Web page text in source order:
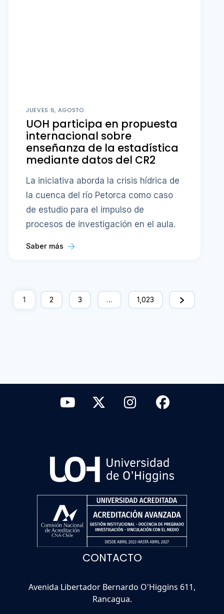
JUEVES 6, AGOSTO
UOH participa en propuesta
internacional sobre
enseñanza de la estadística
mediante datos del CR2
La iniciativa aborda la crisis hídrica de
la cuenca del río Petorca como caso
de estudio para el impulso de
procesos de investigación en el aula.
Saber más
1 2 3 … 1,023
CONTACTO
Avenida Libertador Bernardo O'Higgins 611,
Rancagua.